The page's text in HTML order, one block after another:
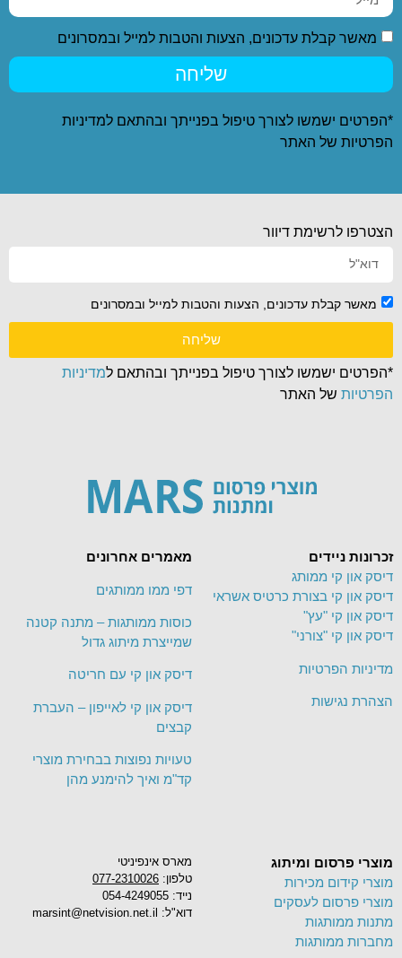
מאשר קבלת עדכונים, הצעות והטבות למייל ובמסרונים
שליחה
*הפרטים ישמשו לצורך טיפול בפנייתך ובהתאם למדיניות
הפרטיות של האתר
מארס אינפיניטי
טלפון: 077-2310026
נייד: 054-4249055
דוא"ל: marsint@netvision.net.il
מוצרי פרסום ומיתוג
מוצרי קידום מכירות
מוצרי פרסום לעסקים
מתנות ממותגות
מחברות ממותגות
מאמרים אחרונים
דפי ממו ממותגים
כוסות ממותגות – מתנה קטנה
שמייצרת מיתוג גדול
דיסק און קי עם חריטה
דיסק און קי לאייפון – העברת
קבצים
טעויות נפוצות בבחירת מוצרי
קד"מ ואיך להימנע מהן
זכרונות ניידים
דיסק און קי ממותג
דיסק און קי בצורת כרטיס אשראי
דיסק און קי "עץ"
דיסק און קי "צורני"
מדיניות הפרטיות
הצהרת נגישות
הצטרפו לרשימת דיוור
מאשר קבלת עדכונים, הצעות והטבות למייל ובמסרונים
שליחה
*הפרטים ישמשו לצורך טיפול בפנייתך ובהתאם למדיניות
הפרטיות של האתר